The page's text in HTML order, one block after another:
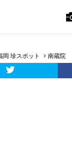
岡 珍スポット 南蔵院